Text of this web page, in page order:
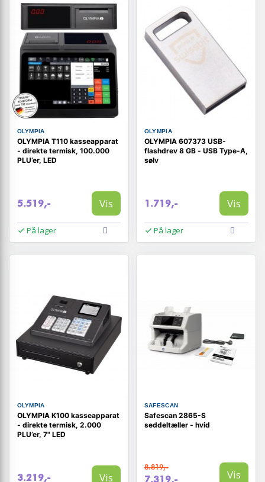
OLYMPIA
OLYMPIA T110 kasseapparat
- direkte termisk, 100.000
PLU’er, LED
5.519,- Vis
På lager
OLYMPIA
OLYMPIA 607373 USB-
flashdrev 8 GB - USB Type-A,
sølv
1.719,- Vis
På lager
OLYMPIA
OLYMPIA K100 kasseapparat
- direkte termisk, 2.000
PLU’er, 7" LED
3.219,- Vis
SAFESCAN
Safescan 2865-S
seddeltæller - hvid
8.819,-
7.319,- Vis